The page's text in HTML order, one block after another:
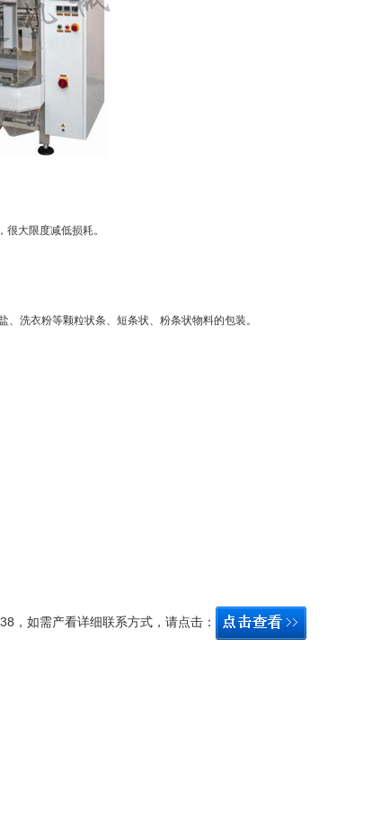
大限度减低损耗。
洗衣粉等颗粒状条、短条状、粉条状物料的包装。
，如需产看详细联系方式，请点击：